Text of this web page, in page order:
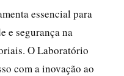
essencial para
e segurança na
O Laboratório
com a inovação ao